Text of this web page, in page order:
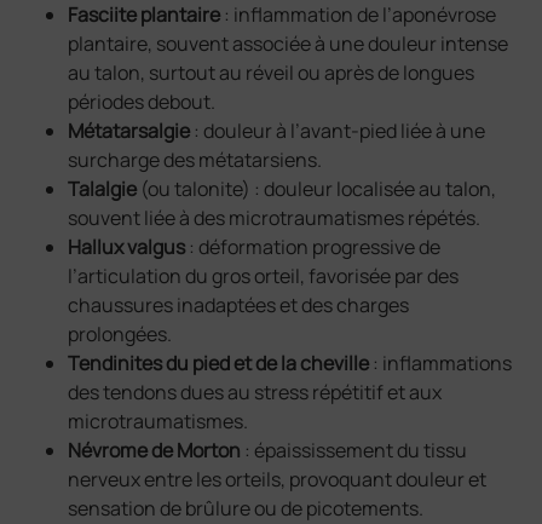
Fasciite plantaire : inflammation de l’aponévrose
plantaire, souvent associée à une douleur intense
au talon, surtout au réveil ou après de longues
périodes debout.
Métatarsalgie : douleur à l’avant-pied liée à une
surcharge des métatarsiens.
Talalgie (ou talonite) : douleur localisée au talon,
souvent liée à des microtraumatismes répétés.
Hallux valgus : déformation progressive de
l’articulation du gros orteil, favorisée par des
chaussures inadaptées et des charges
prolongées.
Tendinites du pied et de la cheville : inflammations
des tendons dues au stress répétitif et aux
microtraumatismes.
Névrome de Morton : épaississement du tissu
nerveux entre les orteils, provoquant douleur et
sensation de brûlure ou de picotements.